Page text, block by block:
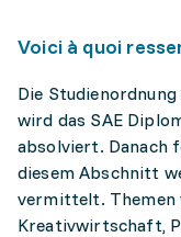
Voici à quoi
Die
wird das SAE
absolviert. Danach
diesem Abschnitt
vermittelt. Themen
Kreativwirtschaft,